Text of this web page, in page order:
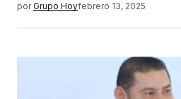
por Grupo Hoyfebrero 13, 2025